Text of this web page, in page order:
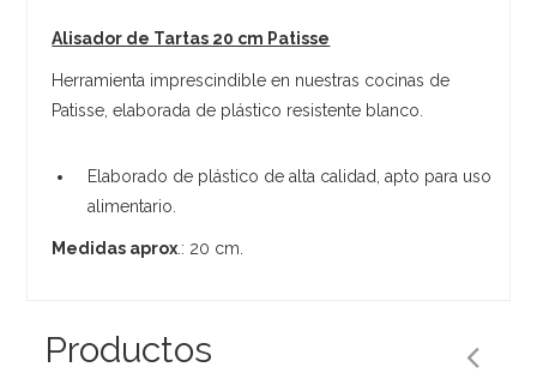
Alisador de Tartas 20 cm Patisse
Herramienta imprescindible en nuestras cocinas de
Patisse, elaborada de plástico resistente blanco.
Elaborado de plástico de alta calidad, apto para uso
alimentario.
Medidas aprox .: 20 cm.
Productos